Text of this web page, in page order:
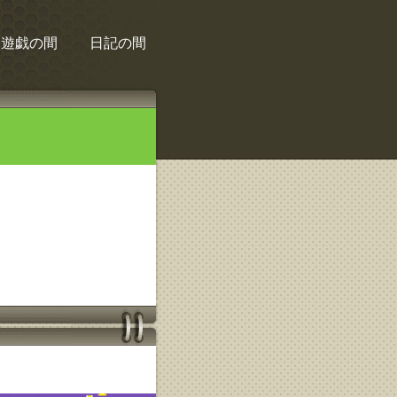
遊戯の間 日記の間